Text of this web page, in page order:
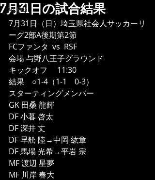
NEWS
7月31日の試合結果
7月31日（日）埼玉県社会人サッカーリ
ーグ2部A後期第2節
FCファンタ  vs  RSF
会場 与野八王子グラウンド
キックオフ　 11:30
結果　○1-4（1-1　0-3）
スターティングメンバー
GK 田桑 龍輝
DF 小暮 啓太
DF 深井 丈
DF 早舩 陸→中岡 紘章
DF 馬場 光希→平岩 宗
MF 渡辺 星夢
MF 川岸 春大